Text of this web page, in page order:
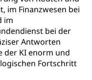
im Finanzwesen bei
im
bei der
Antworten
der KI enorm und
Fortschritt